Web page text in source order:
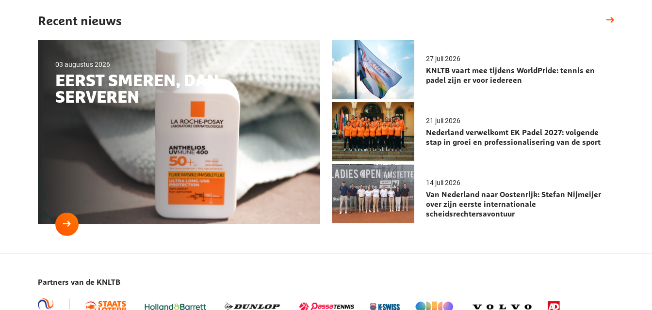
Recent nieuws
03 augustus 2026
EERST SMEREN, DAN
SERVEREN
Lees
serveren
27 juli 2026
KNLTB vaart mee tijdens WorldPride: tennis en
padel zijn er voor iedereen
21 juli 2026
Nederland verwelkomt EK Padel 2027: volgende
stap in groei en professionalisering van de sport
14 juli 2026
Van Nederland naar Oostenrijk: Stefan Nijmeijer
over zijn eerste internationale
scheidsrechtersavontuur
Partners van de KNLTB